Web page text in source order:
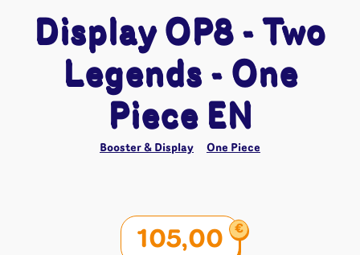
Display OP8 - Two
Legends - One
Piece EN
Booster & Display One Piece
105,00 €